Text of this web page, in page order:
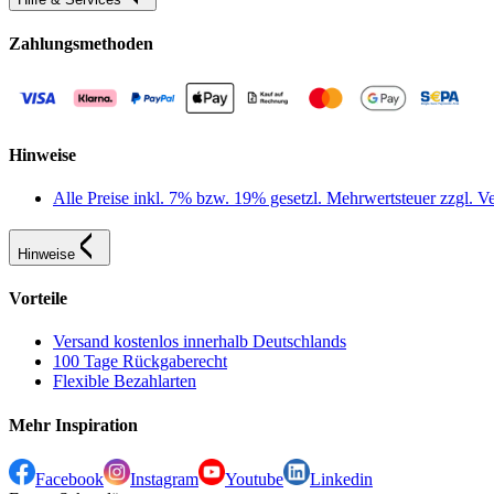
Zahlungsmethoden
Hinweise
Alle Preise inkl. 7% bzw. 19% gesetzl. Mehrwertsteuer zzgl.
Hinweise
Vorteile
Versand kostenlos innerhalb Deutschlands
100 Tage Rückgaberecht
Flexible Bezahlarten
Mehr Inspiration
Facebook Instagram Youtube
Linkedin